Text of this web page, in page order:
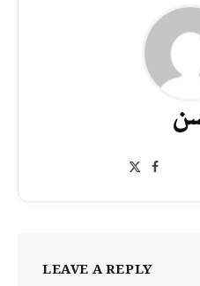
Facebook
LEAVE A REPLY